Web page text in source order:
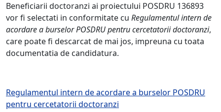
Beneficiarii doctoranzi ai proiectului POSDRU 136893
vor fi selectati in conformitate cu Regulamentul intern de
acordare a burselor POSDRU pentru cercetatorii doctoranzi,
care poate fi descarcat de mai jos, impreuna cu toata
documentatia de candidatura.
Regulamentul intern de acordare a burselor POSDRU
pentru cercetatorii doctoranzi